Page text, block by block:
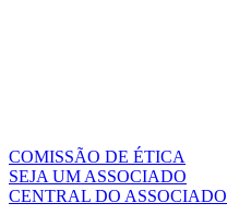
COMISSÃO DE ÉTICA
SEJA UM ASSOCIADO
CENTRAL DO ASSOCIADO